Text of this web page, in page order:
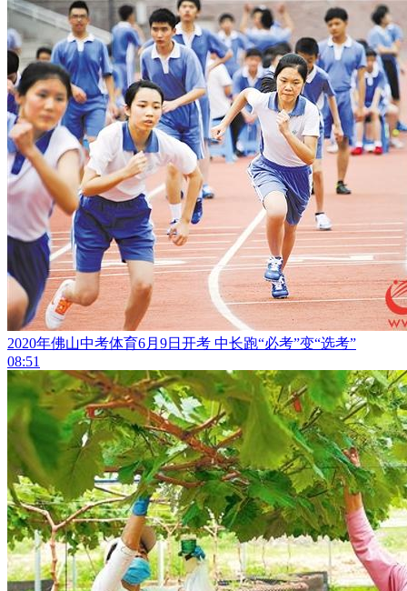
2020年佛山中考体育6月9日开考 中长跑“必考”变“选考”
08:51